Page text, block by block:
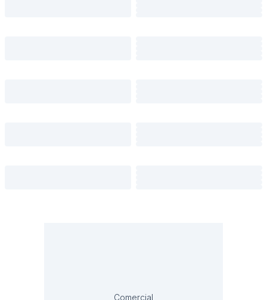
Comercial